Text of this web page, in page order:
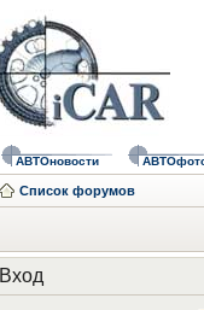
АВТОновости
Список форумов
Вход